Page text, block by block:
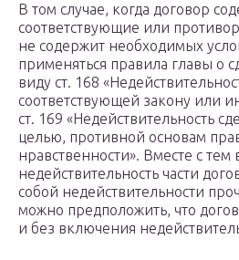
В том случае, когда договор
соответствующие или
не содержит необходимых
применяться правила главы о
виду ст. 168
соответствующей закону или
ст. 169 «Недействительность
целью, противной основам
нравственности». Вместе с тем
недействительность части
собой недействительности
можно предположить, что
и без включения